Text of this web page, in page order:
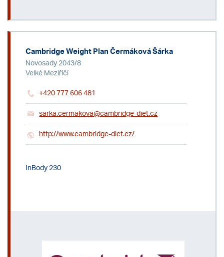
Cambridge Weight Plan Čermáková Šárka
Novosady 2043/8
Velké Meziříčí
+420 777 606 481
sarka.cermakova@cambridge-diet.cz
http://www.cambridge-diet.cz/
InBody 230